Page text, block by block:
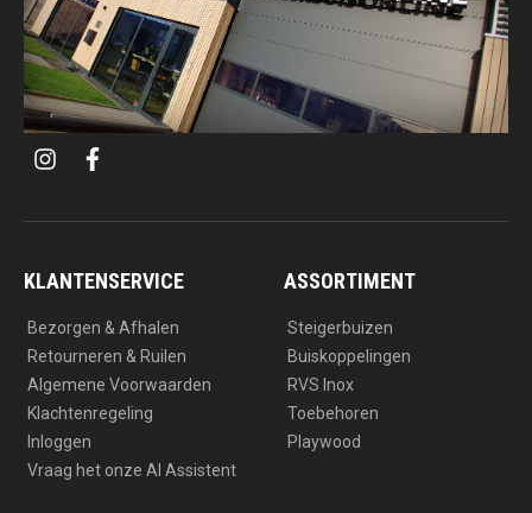
i
t
a
f
e
k
KLANTENSERVICE
Bezorgen & Afhalen
Retourneren & Ruilen
Algemene Voorwaarden
Klachtenregeling
Inloggen
Vraag het onze AI Assistent
ASSORTIMENT
Steigerbuizen
Buiskoppelingen
RVS Inox
Toebehoren
Playwood